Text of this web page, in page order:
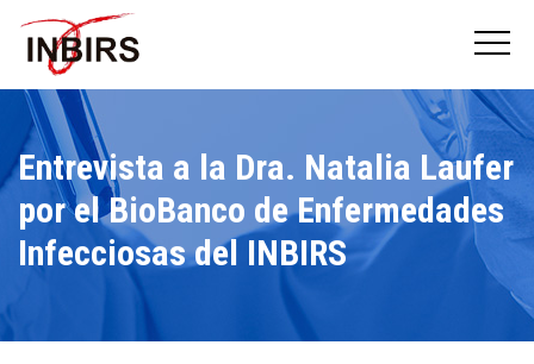
Entrevista a la Dra. Natalia Laufer
por el BioBanco de Enfermedades
Infecciosas del INBIRS